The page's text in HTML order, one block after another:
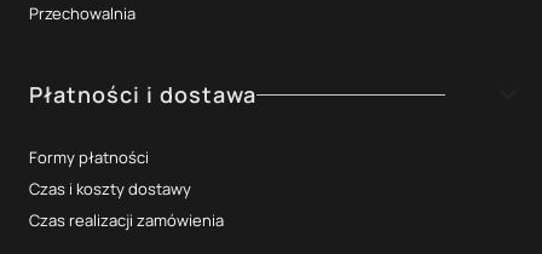
Przechowalnia
Płatności i dostawa
Formy płatności
Czas i koszty dostawy
Czas realizacji zamówienia